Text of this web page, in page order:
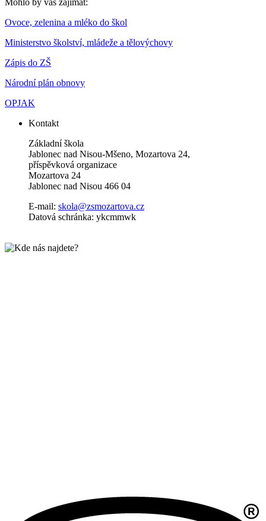
Mohlo by vás zajímat:
Ovoce, zelenina a mléko do škol
Ministerstvo školství, mládeže a tělovýchovy
Zápis do ZŠ
Národní plán obnovy
OPJAK
Kontakt
Základní škola
Jablonec nad Nisou-Mšeno, Mozartova 24,
příspěvková organizace
Mozartova 24
Jablonec nad Nisou 466 04
E-mail: skola@zsmozartova.cz
Datová schránka: ykcmmwk